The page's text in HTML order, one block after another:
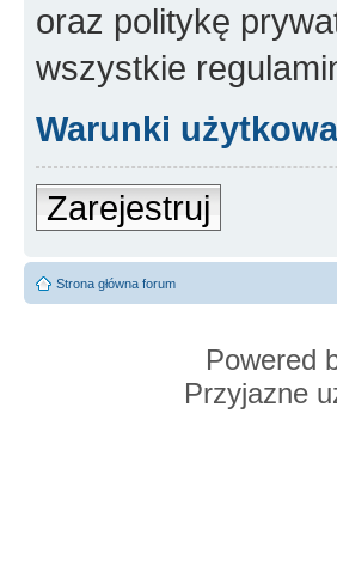
oraz politykę
wszystkie
Warunki
Zarejestruj
Strona główna forum
Powered
Przyjazne